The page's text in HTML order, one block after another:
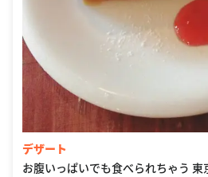
デザート
お腹いっぱいでも食べられちゃう